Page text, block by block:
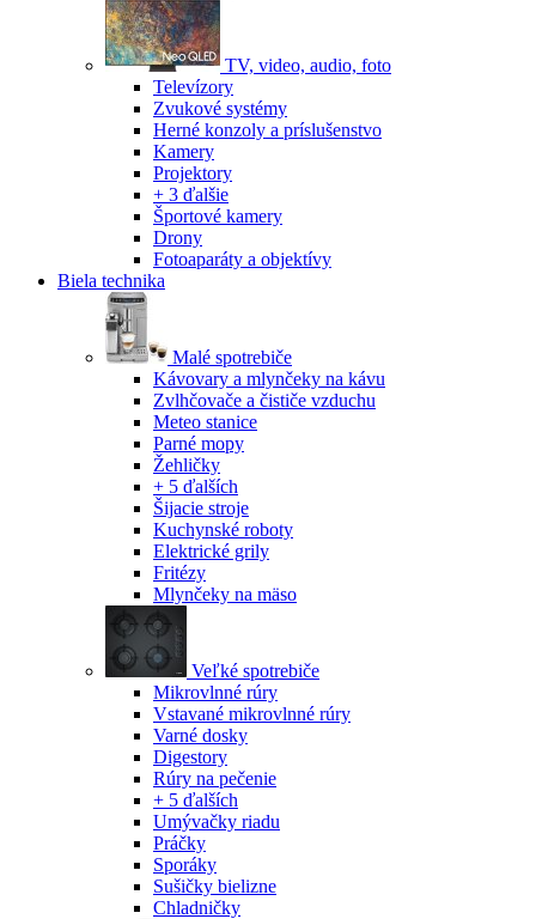
TV, video, audio, foto
Televízory
Zvukové systémy
Herné konzoly a príslušenstvo
Kamery
Projektory
+ 3 ďalšie
Športové kamery
Drony
Fotoaparáty a objektívy
Biela technika
Malé spotrebiče
Kávovary a mlynčeky na kávu
Zvlhčovače a čističe vzduchu
Meteo stanice
Parné mopy
Žehličky
+ 5 ďalších
Šijacie stroje
Kuchynské roboty
Elektrické grily
Fritézy
Mlynčeky na mäso
Veľké spotrebiče
Mikrovlnné rúry
Vstavané mikrovlnné rúry
Varné dosky
Digestory
Rúry na pečenie
+ 5 ďalších
Umývačky riadu
Práčky
Sporáky
Sušičky bielizne
Chladničky